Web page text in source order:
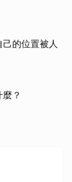
的位置被人
？